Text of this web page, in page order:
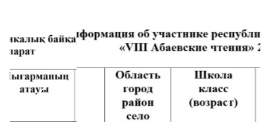
Новости
Посетителям
Противодействие коррупции